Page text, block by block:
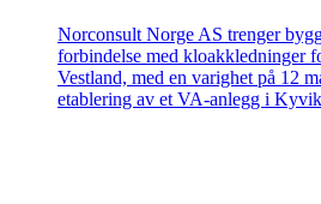
Norconsult Norge AS trenger
forbindelse med kloakkledninger
Vestland, med en varighet på 12
etablering av et VA-anlegg i